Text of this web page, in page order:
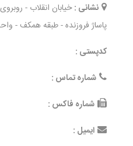
نشانی : خیابان انقلاب -
پاساژ فروزنده - طبقه همکف - واحد
کدپستی :
شماره تماس :
شماره فاکس :
ایمیل :